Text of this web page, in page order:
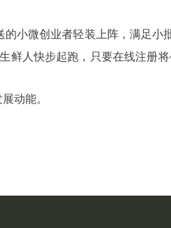
小微创业者轻装上阵，满足
鲜人快步起跑，只要在线注册
动能。